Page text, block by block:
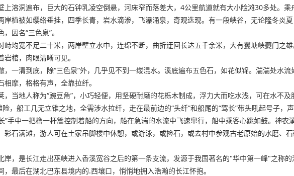
溶洞遍布，巨大的石钟乳凌空倒悬，河床窄而落差大，4公里航道就有大小险滩30多处。乘
植被如缨络垂挂，四季长青，岩水滴渗，飞瀑涌泉，奇观迭现。有一段峡谷，无论隆冬炎
因名“三色泉”。
峙均宽不足二十米，两岸壁立水中，连绵不断，曲折迂回长达五千余米，大有矍塘峡夔门之
棺，肉眼清晰可见。
一清到底，除“三色泉”外，几乎见不到一缕混水。溪底遍布五色石，如花似锦。湍湍处水
摩，格格有声，全靠拉纤。
当地人称为“豌豆角”，小巧轻便，用坚硬耐磨的花栎木制成，浮力大而吃水浅，可在水不
，船工几无立锥之地，全需涉水拉纤，走在最前边的“头纤”和船尾的“驾长”带头吼起号子
”手中一把橹一杆篙控制着船的方向，船在急湍的水流中飞速窜行，船中乘客心跳如鼓。神
彩石满滩，游人可在土家吊脚楼中休憩，或游泳，或捡石，或去村中参观古老原始的水磨、
岸，是长江走出巫峡进入香溪宽谷之后的第一条支流，发源于我国著名的"华中第一峰"之称
最后在湖北巴东县境内的.西壤口，悄悄地拥入浩瀚的长江怀抱。